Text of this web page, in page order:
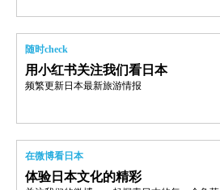
随时check
用小红书关注我们看日本
频繁更新日本最新旅游情报
在微博看日本
体验日本文化的精彩